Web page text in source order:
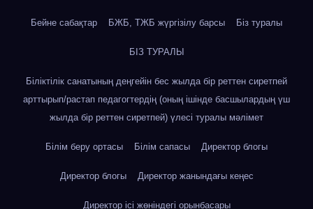
Бейне сабақтар БЖБ, ТЖБ жүргізілу барсы Біз туралы
БІЗ ТУРАЛЫ
Біліктілік санатының деңгейін бес жылда бір реттен сиретпей
арттырып/растап педагогтердің (оның ішінде басшылардың үш
жылда бір реттен сиретпей) үлесі туралы мәлімет
Білім беру ортасы Білім сапасы Директор блогы
Директор блогы Директор жанындағы кеңес
Директор ісі жөніндегі орынбасары